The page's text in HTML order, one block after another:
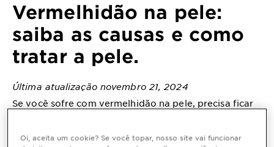
Vermelhidão na pele:
saiba as causas e como
tratar a pele.
Última atualização novembro 21, 2024
Se você sofre com vermelhidão na pele, precisa ficar
Oi, aceita um cookie? Se você topar, nosso site vai funcionar